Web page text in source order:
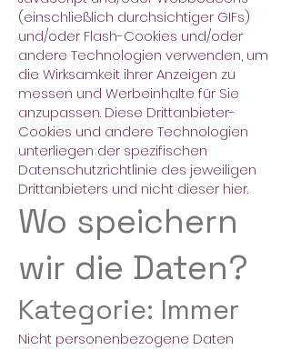
(einschließlich durchsichtiger GIFs)
und/oder Flash-Cookies und/oder
andere Technologien verwenden, um
die Wirksamkeit ihrer Anzeigen zu
messen und Werbeinhalte für Sie
anzupassen. Diese Drittanbieter-
Cookies und andere Technologien
unterliegen der spezifischen
Datenschutzrichtlinie des jeweiligen
Drittanbieters und nicht dieser hier.
Wo speichern
wir die Daten?
Kategorie: Immer
Nicht personenbezogene Daten